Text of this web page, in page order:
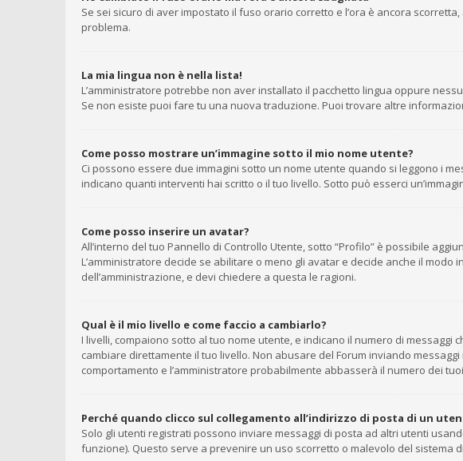
Se sei sicuro di aver impostato il fuso orario corretto e l’ora è ancora
problema.
La mia lingua non è nella lista!
L’amministratore potrebbe non aver installato il pacchetto lingua oppure
Se non esiste puoi fare tu una nuova traduzione. Puoi trovare altre
Come posso mostrare un’immagine sotto il mio nome utente?
Ci possono essere due immagini sotto un nome utente quando si leggono i
indicano quanti interventi hai scritto o il tuo livello. Sotto può esserci
Come posso inserire un avatar?
All’interno del tuo Pannello di Controllo Utente, sotto “Profilo” è possibile
L’amministratore decide se abilitare o meno gli avatar e decide anche il
dell’amministrazione, e devi chiedere a questa le ragioni.
Qual è il mio livello e come faccio a cambiarlo?
I livelli, compaiono sotto al tuo nome utente, e indicano il numero di
cambiare direttamente il tuo livello. Non abusare del Forum inviando
comportamento e l’amministratore probabilmente abbasserà il numero dei
Perché quando clicco sul collegamento all’indirizzo di posta di un
Solo gli utenti registrati possono inviare messaggi di posta ad altri utenti
funzione). Questo serve a prevenire un uso scorretto o malevolo del sistema